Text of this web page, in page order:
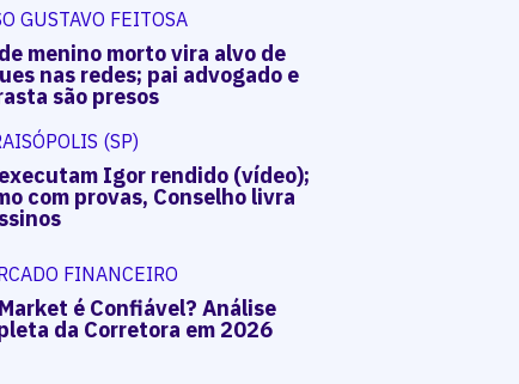
GUSTAVO FEITOSA
menino morto vira alvo de
nas redes; pai advogado e
são presos
(SP)
Igor rendido (vídeo);
com provas, Conselho livra
FINANCEIRO
é Confiável? Análise
da Corretora em 2026